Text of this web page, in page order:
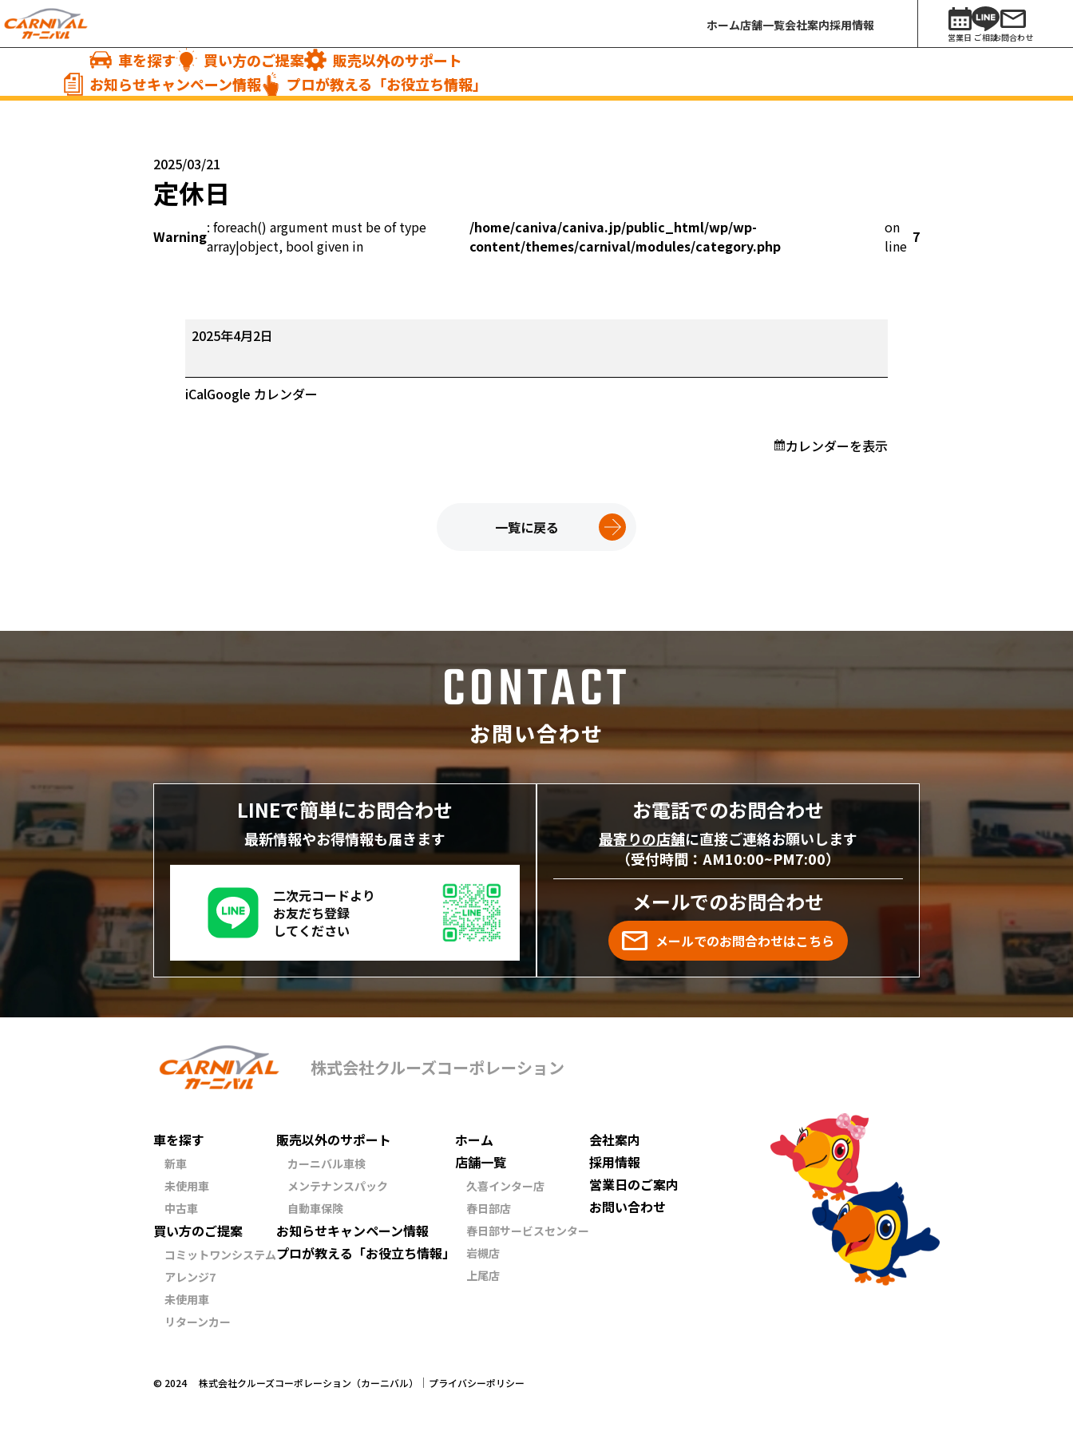
ホーム店舗一覧会社案内採用情報
営業日 ご相談お問合わせ
車を探す 買い方のご提案
販売以外のサポート
お知らせキャンペーン情報
プロが教える「お役立ち情報」
2025/03/21
定休日
Warning: foreach() argument must be of type
array|object, bool given in
/home/caniva/caniva.jp/public_html/wp/wp-
content/themes/carnival/modules/category.php
on
line 7
定
休
2025年4月2日
iCalGoogle カレンダー
カレンダーを表示
一覧に戻る
CONTACT
お問い合わせ
LINEで簡単にお問合わせ
最新情報やお得情報も届きます
二次元コードより
お友だち登録
してください
お電話でのお問合わせ
最寄りの店舗に直接ご連絡お願いします
（受付時間：AM10:00~PM7:00）
メールでのお問合わせ
メールでのお問合わせはこちら
株式会社クルーズコーポレーション
車を探す
新車
未使用車
中古車
買い方のご提案
コミットワンシステム
アレンジ7
未使用車
リターンカー
販売以外のサポート
カーニバル車検
メンテナンスパック
自動車保険
お知らせキャンペーン情報
プロが教える 「お役立ち情報」
ホーム
店舗一覧
久喜インター店
春日部店
春日部サービスセンター
岩槻店
上尾店
会社案内
採用情報
営業日のご案内
お問い合わせ
©︎ 2024 株式会社クルーズコーポレーション（カーニバル） プライバシーポリシー